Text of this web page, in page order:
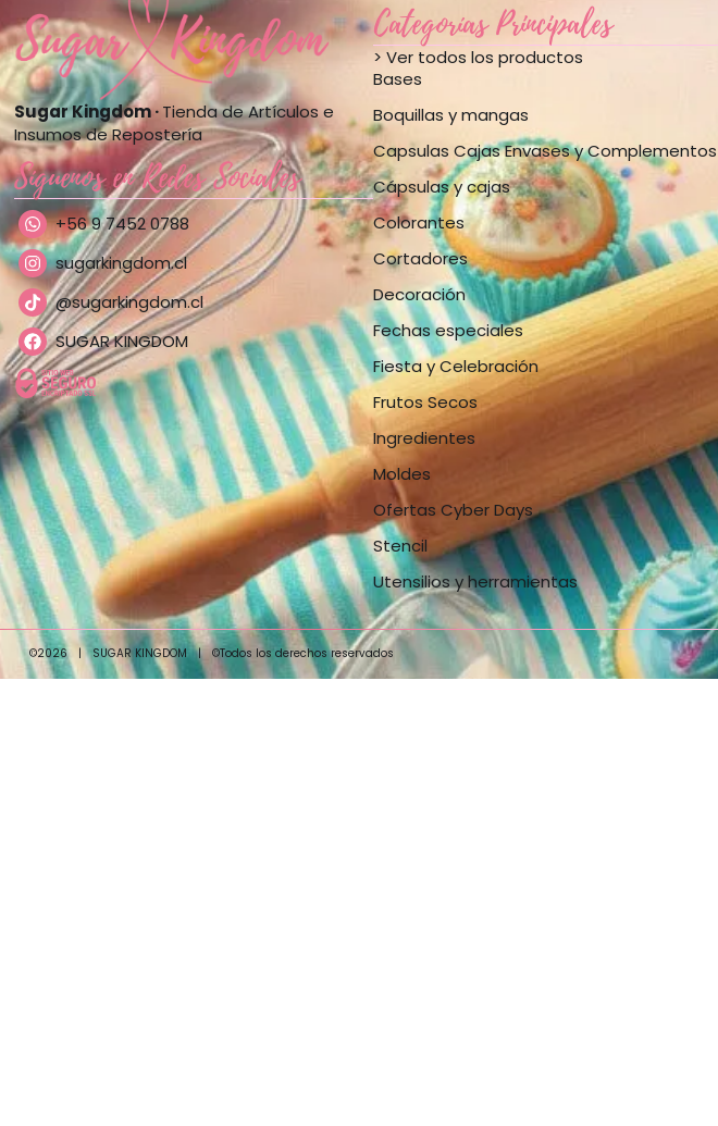
Sugar Kingdom ·Tienda de Artículos e
Insumos de Repostería
Síguenos en Redes Sociales
+56 9 7452 0788
sugarkingdom.cl
@sugarkingdom.cl
SUGAR KINGDOM
Categorías Principales
> Ver todos los productos
Bases
Boquillas y mangas
Capsulas Cajas Envases y Complementos
Cápsulas y cajas
Colorantes
Cortadores
Decoración
Fechas especiales
Fiesta y Celebración
Frutos Secos
Ingredientes
Moldes
Ofertas Cyber Days
Stencil
Utensilios y herramientas
©2026 | SUGAR KINGDOM | ©Todos los derechos reservados